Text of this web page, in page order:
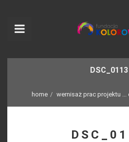
DSC_0113
home wernisaż prac projektu ...